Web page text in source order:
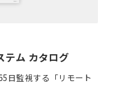
テム カタログ
日監視する「リモート